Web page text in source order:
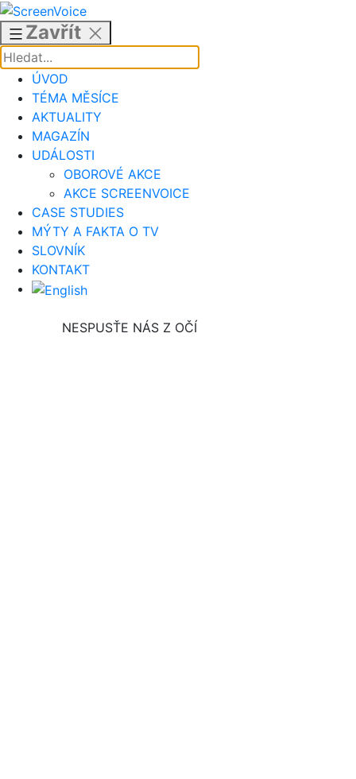
Přejít
obsahu
Zavřít
ÚVOD
TÉMA MĚSÍCE
AKTUALITY
MAGAZÍN
UDÁLOSTI
OBOROVÉ AKCE
AKCE SCREENVOICE
CASE STUDIES
MÝTY A FAKTA O TV
SLOVNÍK
KONTAKT
NESPUSŤE NÁS Z OČÍ